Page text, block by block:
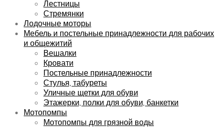
Лестницы
Стремянки
Лодочные моторы
Мебель и постельные принадлежности для рабочих
и общежитий
Вешалки
Кровати
Постельные принадлежности
Стулья, табуреты
Уличные щетки для обуви
Этажерки, полки для обуви, банкетки
Мотопомпы
Мотопомпы для грязной воды